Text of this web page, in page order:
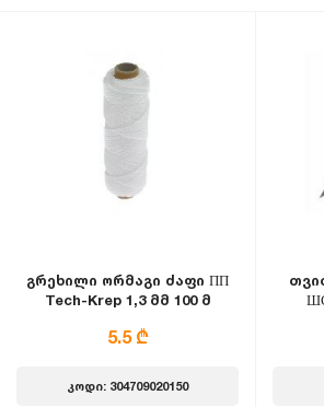
გრეხილი ორმაგი ძაფი ПП
Tech-Krep 1,3 მმ 100 მ
5.5 ₾
კოდი: 304709020150